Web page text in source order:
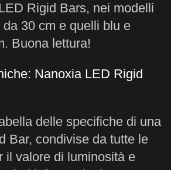
Rigid Bars, nei modelli
30 cm e quelli blu e
Buona lettura!
Nanoxia LED Rigid
delle specifiche di una
Bar, condivise da tutte le
il valore di luminosità e